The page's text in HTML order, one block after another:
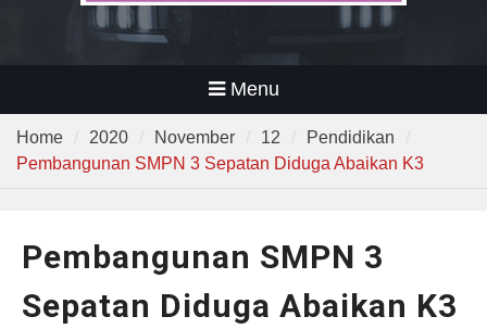
Menu
Home 2020 November 12
Pendidikan
Pembangunan SMPN 3 Sepatan Diduga Abaikan K3
Pembangunan SMPN 3
Sepatan Diduga Abaikan K3